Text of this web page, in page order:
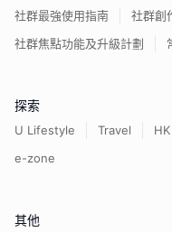
社群最強使用指南
社群創
社群焦點功能及升級計劃
探索
U Lifestyle Travel HK
e-zone
其他